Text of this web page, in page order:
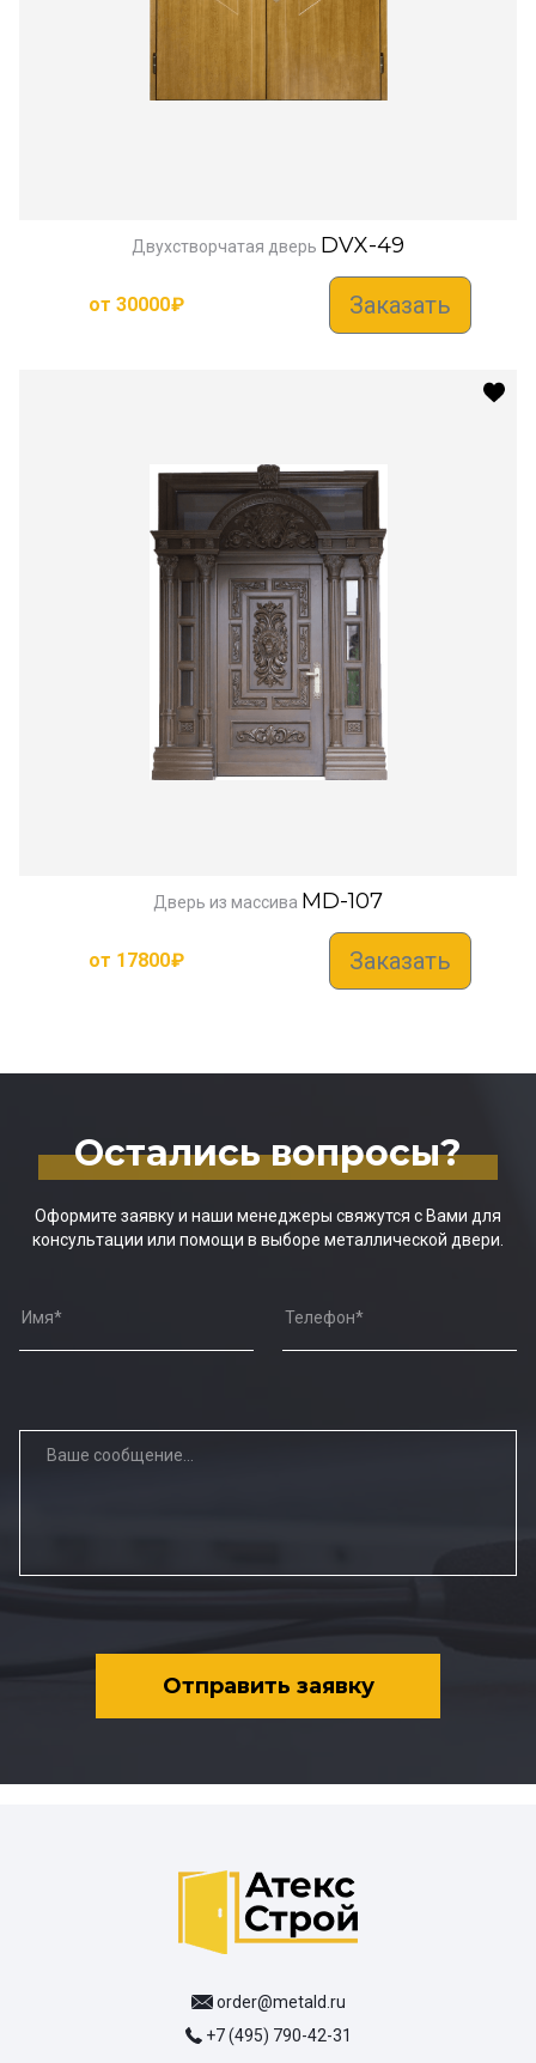
Двухстворчатая дверь DVX-49
от 30000₽ Заказать
Дверь из массива MD-107
от 17800₽ Заказать
Остались вопросы?
Оформите заявку и наши менеджеры свяжутся с Вами для
консультации или помощи в выборе металлической двери.
Отправить заявку
order@metald.ru
+7 (495) 790-42-31